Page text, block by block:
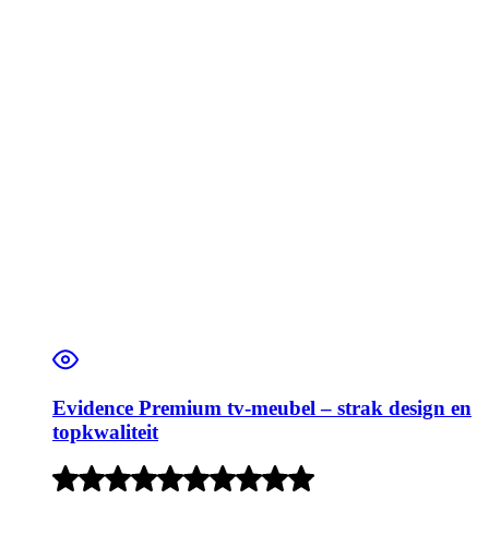
Evidence Premium tv-meubel – strak design en
topkwaliteit